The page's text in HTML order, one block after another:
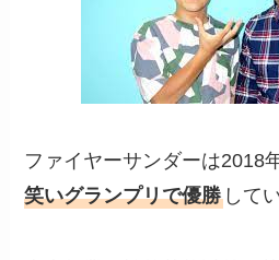
ファイヤーサンダーは2018
笑いグランプリで優勝 して